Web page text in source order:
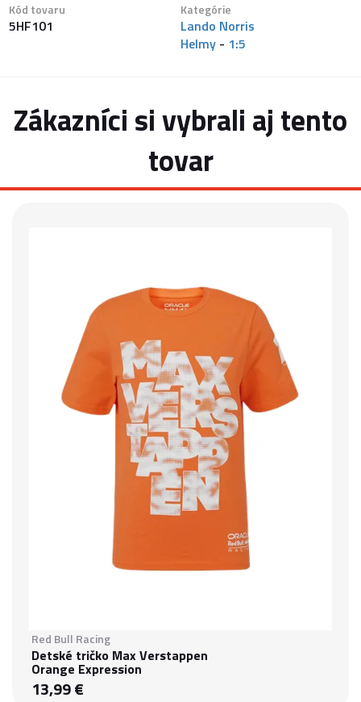
Kód tovaru
5HF101
Kategórie
Lando Norris
Helmy - 1:5
Zákazníci si vybrali aj tento
tovar
Red Bull Racing
Detské tričko Max Verstappen
Orange Expression
13,99 €